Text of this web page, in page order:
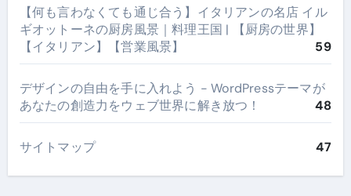
【何も言わなくても通じ合う】イタリアンの名店 イル
ギオットーネの厨房風景｜料理王国 | 【厨房の世界】
【イタリアン】【営業風景】
59
デザインの自由を手に入れよう - WordPressテーマが
あなたの創造力をウェブ世界に解き放つ！
48
サイトマップ 47